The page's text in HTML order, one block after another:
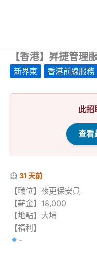
【香港】昇捷管理
新界東 香港前線服務
此招
查看
31 天前
【職位】夜更保安員
【薪金】18,000
【地點】大埔
【福利】
-